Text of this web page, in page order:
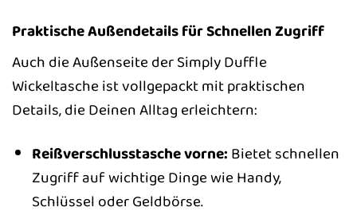
Praktische Außendetails für Schnellen Zugriff
Auch die Außenseite der Simply Duffle
Wickeltasche ist vollgepackt mit praktischen
Details, die Deinen Alltag erleichtern:
Reißverschlusstasche vorne: Bietet schnellen
Zugriff auf wichtige Dinge wie Handy,
Schlüssel oder Geldbörse.